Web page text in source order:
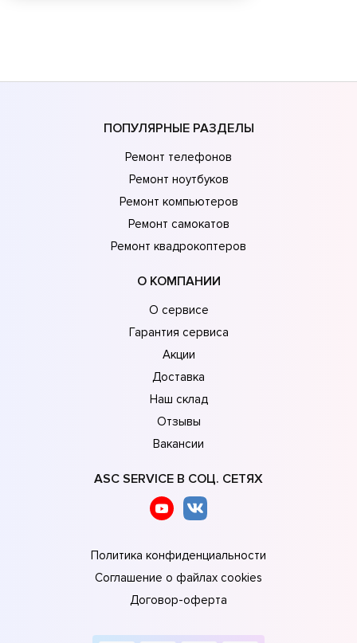
ПОПУЛЯРНЫЕ РАЗДЕЛЫ
Ремонт телефонов
Ремонт ноутбуков
Ремонт компьютеров
Ремонт самокатов
Ремонт квадрокоптеров
О КОМПАНИИ
О сервисе
Гарантия сервиса
Акции
Доставка
Наш склад
Отзывы
Вакансии
ASC SERVICE В СОЦ. СЕТЯХ
Политика конфиденциальности
Соглашение о файлах cookies
Договор-оферта